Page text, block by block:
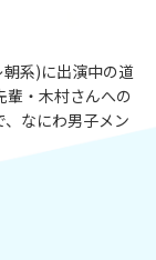
系)に出演中の道
・木村さんへの
なにわ男子メン